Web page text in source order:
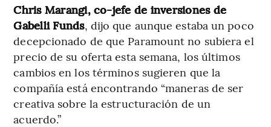
Chris Marangi, co-jefe de inversiones de
Gabelli Funds, dijo que aunque estaba un poco
decepcionado de que Paramount no subiera el
precio de su oferta esta semana, los últimos
cambios en los términos sugieren que la
compañía está encontrando “maneras de ser
creativa sobre la estructuración de un
acuerdo.”